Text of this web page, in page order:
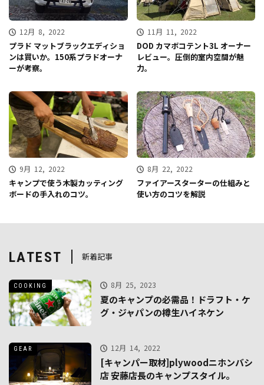
12月 8, 2022
プラド マットブラックエディショ
ンは買いか。150系プラドオーナ
ーが考察。
11月 11, 2022
DOD カマボコテント3L オーナー
レビュー。圧倒的室内空間が魅
力。
9月 12, 2022
キャンプで使う木製カッティング
ボードの手入れのコツ。
8月 22, 2022
ファイアースターターの仕組みと
使い方のコツを解説
LATEST 新着記事
8月 25, 2023
COOKING
夏のキャンプの必需品！ドラフト・ケ
グ・ジャパンの樽生ハイネケン
12月 14, 2022
GEAR
[キャンパー取材]plywoodニホンバシ
店 安藤店長のキャンプスタイル。